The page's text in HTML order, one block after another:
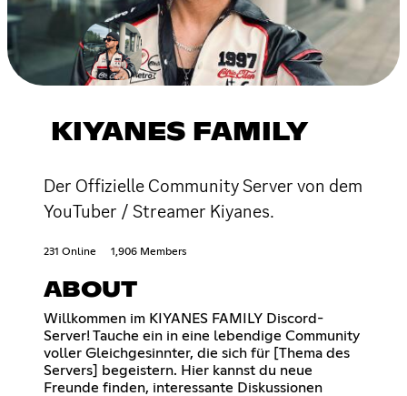
KIYANES FAMILY
Der Offizielle Community Server von dem
YouTuber / Streamer Kiyanes.
231 Online 1,906 Members
ABOUT
Willkommen im KIYANES FAMILY Discord-
Server! Tauche ein in eine lebendige Community
voller Gleichgesinnter, die sich für [Thema des
Servers] begeistern. Hier kannst du neue
Freunde finden, interessante Diskussionen